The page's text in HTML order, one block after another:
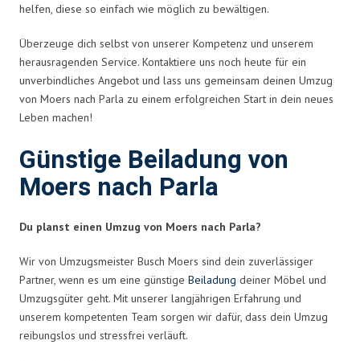
helfen, diese so einfach wie möglich zu bewältigen.
Überzeuge dich selbst von unserer Kompetenz und unserem
herausragenden Service. Kontaktiere uns noch heute für ein
unverbindliches Angebot und lass uns gemeinsam deinen Umzug
von Moers nach Parla zu einem erfolgreichen Start in dein neues
Leben machen!
Günstige Beiladung von
Moers nach Parla
Du planst einen Umzug von Moers nach Parla?
Wir von Umzugsmeister Busch Moers sind dein zuverlässiger
Partner, wenn es um eine günstige Beiladung deiner Möbel und
Umzugsgüter geht. Mit unserer langjährigen Erfahrung und
unserem kompetenten Team sorgen wir dafür, dass dein Umzug
reibungslos und stressfrei verläuft.